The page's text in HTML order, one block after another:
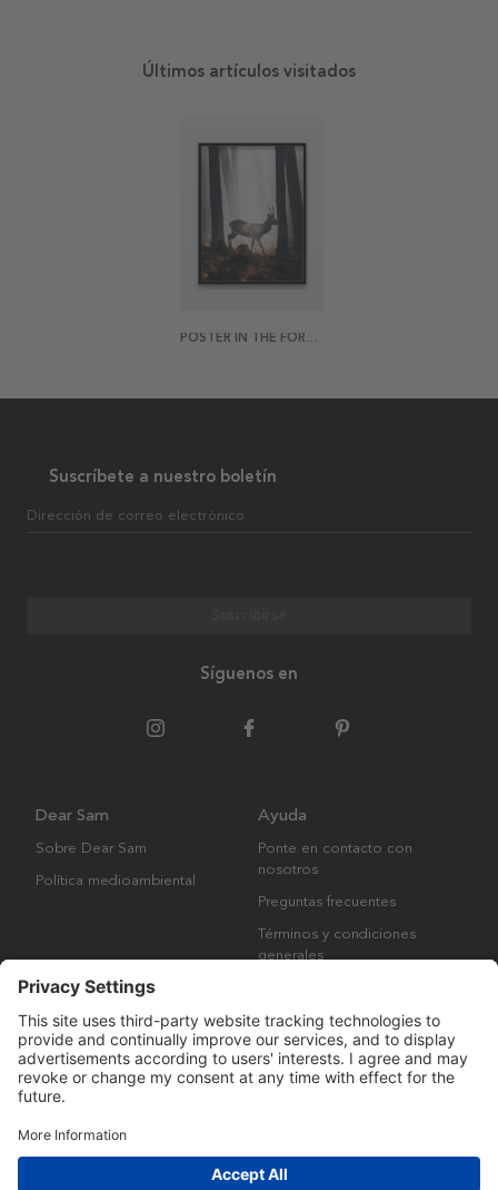
Últimos artículos visitados
POSTER IN THE FOREST
Suscríbete a nuestro boletín
Dirección de correo electrónico
Síguenos en
Dear Sam
Sobre Dear Sam
Política medioambiental
Ayuda
Ponte en contacto con
nosotros
Preguntas frecuentes
Términos y condiciones
generales
Derechos de autor © Many Brands AB 2023. Todos los derechos